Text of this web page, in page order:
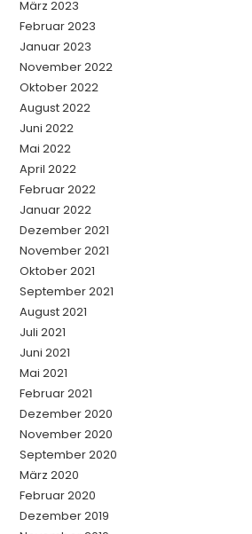
März 2023
Februar 2023
Januar 2023
November 2022
Oktober 2022
August 2022
Juni 2022
Mai 2022
April 2022
Februar 2022
Januar 2022
Dezember 2021
November 2021
Oktober 2021
September 2021
August 2021
Juli 2021
Juni 2021
Mai 2021
Februar 2021
Dezember 2020
November 2020
September 2020
März 2020
Februar 2020
Dezember 2019